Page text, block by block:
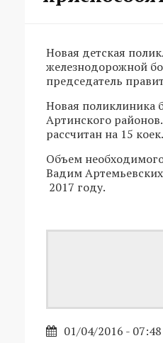
Новая детская
железнодорожной
председатель
Новая поликлиника
Артинского
рассчитан на 15 коек.
Объем
Вадим
2017 году.
01/04/2016 - 07:48